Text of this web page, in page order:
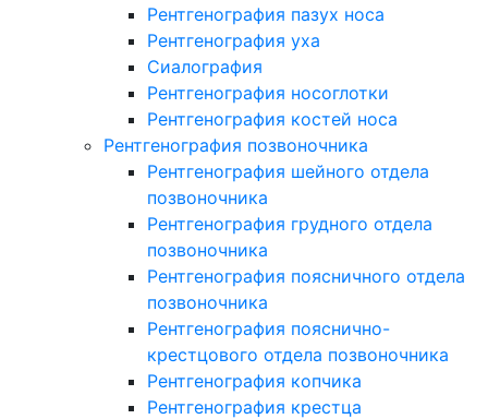
Рентгенография пазух носа
Рентгенография уха
Сиалография
Рентгенография носоглотки
Рентгенография костей носа
Рентгенография позвоночника
Рентгенография шейного отдела
позвоночника
Рентгенография грудного отдела
позвоночника
Рентгенография поясничного отдела
позвоночника
Рентгенография пояснично-
крестцового отдела позвоночника
Рентгенография копчика
Рентгенография крестца